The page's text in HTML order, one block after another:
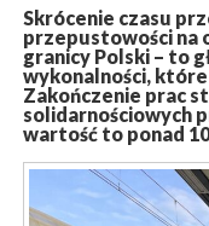
Skrócenie czasu
przepustowości na
granicy Polski – to
wykonalności,
Zakończenie prac
solidarnościowych
wartość to ponad